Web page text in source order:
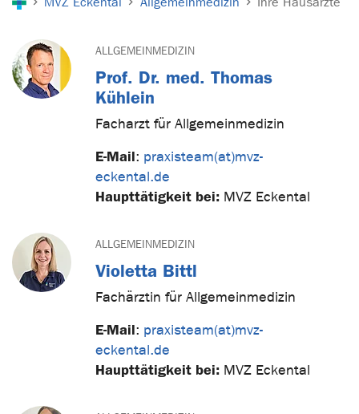
ALLGEMEINMEDIZIN
Prof. Dr. med. Thomas
Kühlein
Facharzt für Allgemeinmedizin
E-Mail: praxisteam(at)mvz-
eckental.de
Haupttätigkeit bei: MVZ Eckental
ALLGEMEINMEDIZIN
Violetta Bittl
Fachärztin für Allgemeinmedizin
E-Mail: praxisteam(at)mvz-
eckental.de
Haupttätigkeit bei: MVZ Eckental